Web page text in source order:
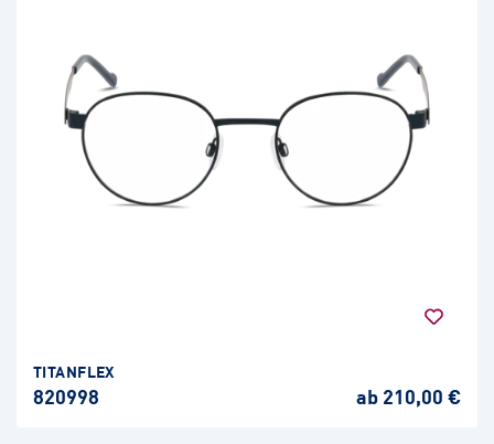
TITANFLEX
820998 ab 210,00 €